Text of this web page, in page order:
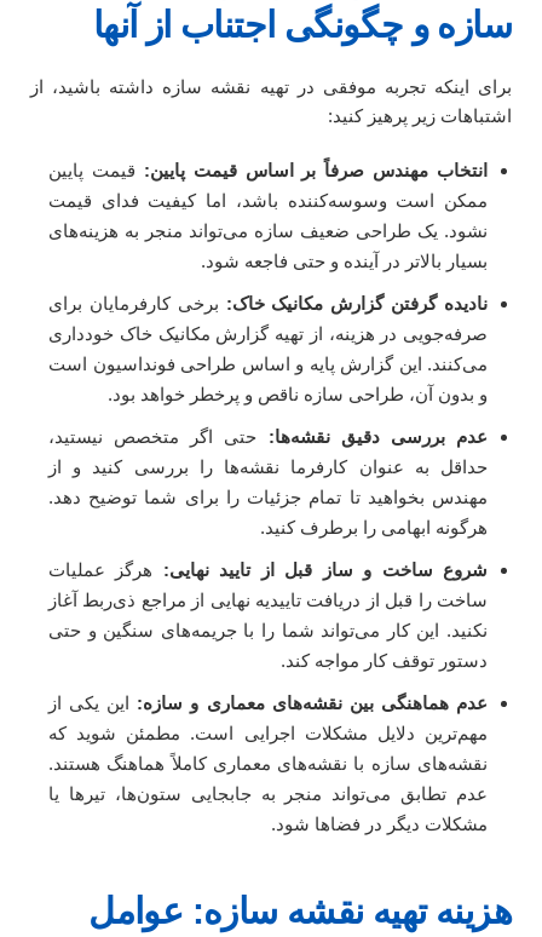
سازه و چگونگی اجتناب از آنها
برای اینکه تجربه موفقی در تهیه نقشه سازه داشته باشید، از
اشتباهات زیر پرهیز کنید:
انتخاب مهندس صرفاً بر اساس قیمت پایین: قیمت پایین
ممکن است وسوسه‌کننده باشد، اما کیفیت فدای قیمت
نشود. یک طراحی ضعیف سازه می‌تواند منجر به هزینه‌های
بسیار بالاتر در آینده و حتی فاجعه شود.
نادیده گرفتن گزارش مکانیک خاک: برخی کارفرمایان برای
صرفه‌جویی در هزینه، از تهیه گزارش مکانیک خاک خودداری
می‌کنند. این گزارش پایه و اساس طراحی فونداسیون است
و بدون آن، طراحی سازه ناقص و پرخطر خواهد بود.
عدم بررسی دقیق نقشه‌ها: حتی اگر متخصص نیستید،
حداقل به عنوان کارفرما نقشه‌ها را بررسی کنید و از
مهندس بخواهید تا تمام جزئیات را برای شما توضیح دهد.
هرگونه ابهامی را برطرف کنید.
شروع ساخت و ساز قبل از تایید نهایی: هرگز عملیات
ساخت را قبل از دریافت تاییدیه نهایی از مراجع ذی‌ربط آغاز
نکنید. این کار می‌تواند شما را با جریمه‌های سنگین و حتی
دستور توقف کار مواجه کند.
عدم هماهنگی بین نقشه‌های معماری و سازه: این یکی از
مهم‌ترین دلایل مشکلات اجرایی است. مطمئن شوید که
نقشه‌های سازه با نقشه‌های معماری کاملاً هماهنگ هستند.
عدم تطابق می‌تواند منجر به جابجایی ستون‌ها، تیرها یا
مشکلات دیگر در فضاها شود.
هزینه تهیه نقشه سازه: عوامل